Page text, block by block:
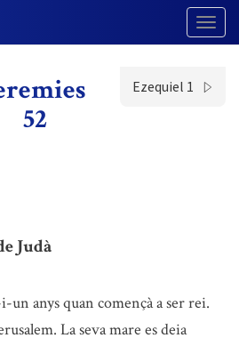
52
Ezequiel 1
Judà
anys quan començà a ser rei.
La seva mare es deia